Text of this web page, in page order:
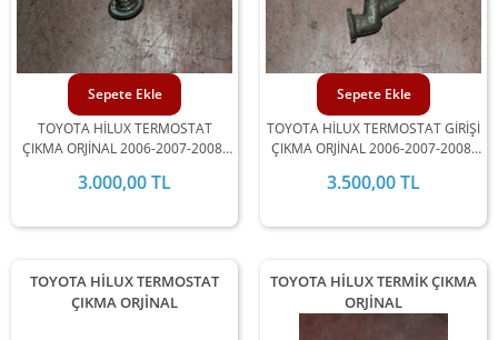
TOYOTA HİLUX TERMOSTAT
ÇIKMA ORJİNAL 2006-2007-2008-
ARALIĞINDA STOKLARIMIZDA
3.000,00 TL
Sepete Ekle
TOYOTA HİLUX TERMOSTAT GİRİŞİ
ÇIKMA ORJİNAL 2006-2007-2008-
ARALIĞINDA STOKLARIMIZDA
3.500,00 TL
Sepete Ekle
TOYOTA HİLUX TERMOSTAT
ÇIKMA ORJİNAL
TOYOTA HİLUX TERMİK ÇIKMA
ORJİNAL